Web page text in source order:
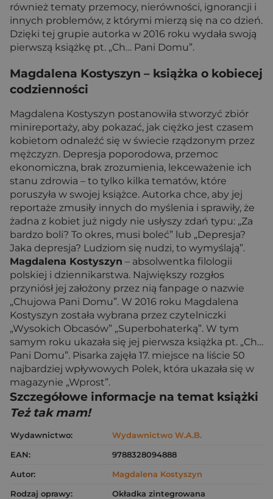
również tematy przemocy, nierówności, ignorancji i
innych problemów, z którymi mierzą się na co dzień.
Dzięki tej grupie autorka w 2016 roku wydała swoją
pierwszą książkę pt. „Ch… Pani Domu”.
Magdalena Kostyszyn – książka o kobiecej
codzienności
Magdalena Kostyszyn postanowiła stworzyć zbiór
minireportaży, aby pokazać, jak ciężko jest czasem
kobietom odnaleźć się w świecie rządzonym przez
mężczyzn. Depresja poporodowa, przemoc
ekonomiczna, brak zrozumienia, lekceważenie ich
stanu zdrowia – to tylko kilka tematów, które
poruszyła w swojej książce. Autorka chce, aby jej
reportaże zmusiły innych do myślenia i sprawiły, że
żadna z kobiet już nigdy nie usłyszy zdań typu: „Za
bardzo boli? To okres, musi boleć” lub „Depresja?
Jaka depresja? Ludziom się nudzi, to wymyślają”.
Magdalena Kostyszyn – absolwentka filologii
polskiej i dziennikarstwa. Największy rozgłos
przyniósł jej założony przez nią fanpage o nazwie
„Chujowa Pani Domu”. W 2016 roku Magdalena
Kostyszyn została wybrana przez czytelniczki
„Wysokich Obcasów” „Superbohaterką”. W tym
samym roku ukazała się jej pierwsza książka pt. „Ch…
Pani Domu”. Pisarka zajęła 17. miejsce na liście 50
najbardziej wpływowych Polek, która ukazała się w
magazynie „Wprost”.
Szczegółowe informacje na temat książki
Też tak mam!
Wydawnictwo:
Wydawnictwo W.A.B.
EAN:
9788328094888
Autor:
Magdalena Kostyszyn
Rodzaj oprawy:
Okładka zintegrowana